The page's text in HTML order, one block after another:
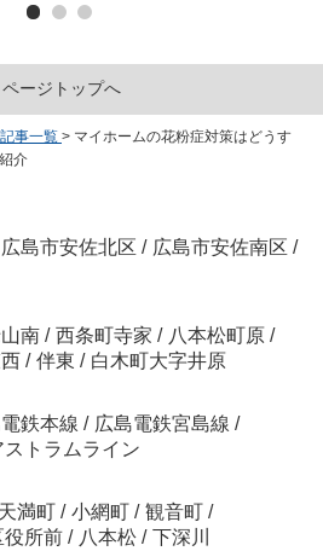
ページトップへ
事一覧 > マイホームの花粉症対策はどうす
介
広島市安佐北区 / 広島市安佐南区 /
南 / 西条町寺家 / 八本松町原 /
/ 伴東 / 白木町大字井原
鉄本線 / 広島電鉄宮島線 /
トラムライン
天満町 / 小網町 / 観音町 /
役所前 / 八本松 / 下深川